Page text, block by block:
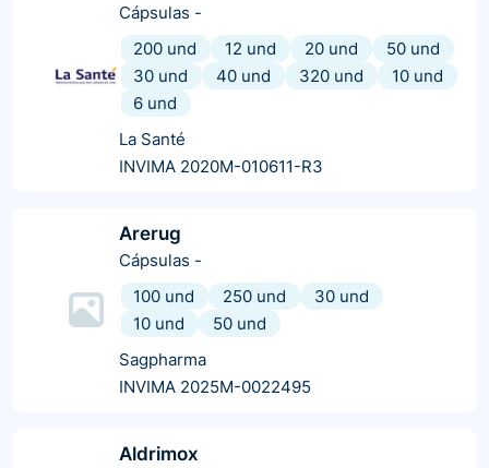
Cápsulas -
200 und
12 und 20 und
50 und
30 und
40 und 320 und
10 und
6 und
La Santé
INVIMA 2020M-010611-R3
Arerug
Cápsulas -
100 und
250 und
30 und
10 und
50 und
Sagpharma
INVIMA 2025M-0022495
Aldrimox